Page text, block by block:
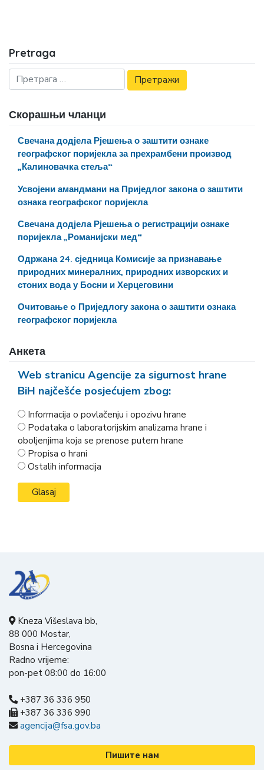
Pretraga
Скорашњи чланци
Свечана додјела Рјешења о заштити ознаке
географског поријекла за прехрамбени производ
„Калиновачка стеља“
Усвојени амандмани на Приједлог закона о заштити
ознака географског поријекла
Свечана додјела Рјешења о регистрацији ознаке
поријекла „Романијски мед“
Одржана 24. сједница Комисије за признавање
природних минералних, природних изворских и
стоних вода у Босни и Херцеговини
Очитовање o Приједлогу закона о заштити ознака
географског поријекла
Анкета
Web stranicu Agencije za sigurnost hrane
BiH najčešće posjećujem zbog:
Informacija o povlačenju i opozivu hrane
Podataka o laboratorijskim analizama hrane i
oboljenjima koja se prenose putem hrane
Propisa o hrani
Ostalih informacija
Kneza Višeslava bb,
88 000 Mostar,
Bosna i Hercegovina
Radno vrijeme:
pon-pet 08:00 do 16:00
+387 36 336 950
+387 36 336 990
agencija@fsa.gov.ba
Пишите нам